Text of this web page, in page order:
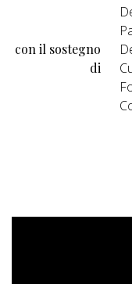
con il sostegno
di